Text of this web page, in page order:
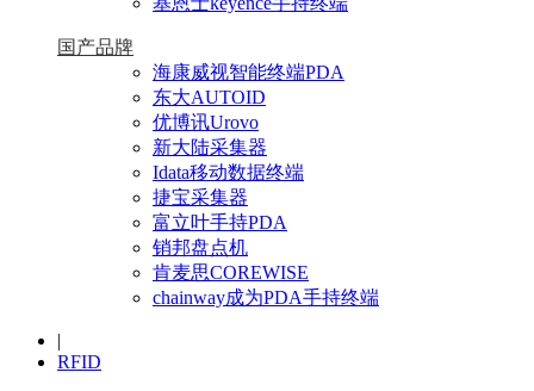
国产品牌
海康威视智能终端PDA
东大AUTOID
优博讯Urovo
新大陆采集器
Idata移动数据终端
捷宝采集器
富立叶手持PDA
销邦盘点机
肯麦思COREWISE
chainway成为PDA手持终端
|
RFID